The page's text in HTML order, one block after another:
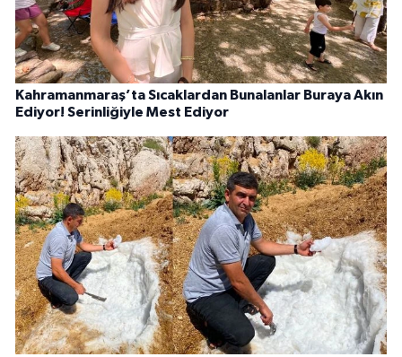
Kahramanmaraş’ta Sıcaklardan Bunalanlar Buraya Akın
Ediyor! Serinliğiyle Mest Ediyor